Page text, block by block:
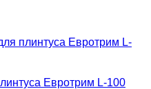
Евротрим L-100